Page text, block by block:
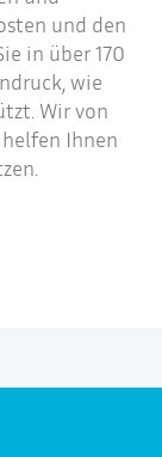
und den
in über 170
wie
Wir von
Ihnen